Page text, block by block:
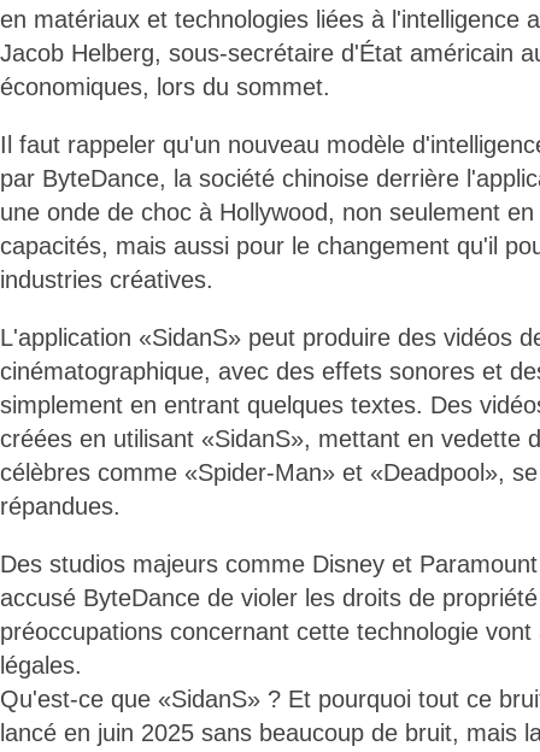
en matériaux et technologies liées à l'intelligence
Jacob Helberg, sous-secrétaire d'État américain
économiques, lors du sommet.
Il faut rappeler qu'un nouveau modèle
par ByteDance, la société chinoise derrière
une onde de choc à Hollywood, non seulement
capacités, mais aussi pour le changement qu'il
industries créatives.
L'application «SidanS» peut produire des vidéos
cinématographique, avec des effets sonores et
simplement en entrant quelques textes. Des
créées en utilisant «SidanS», mettant en vedette
célèbres comme «Spider-Man» et «Deadpool»,
répandues.
Des studios majeurs comme Disney et
accusé ByteDance de violer les droits de
préoccupations concernant cette technologie
légales.
Qu'est-ce que «SidanS» ? Et pourquoi tout ce
lancé en juin 2025 sans beaucoup de bruit, mais